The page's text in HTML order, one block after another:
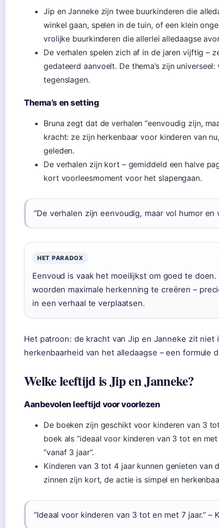
Jip en Janneke zijn twee buurkinderen die
winkel gaan, spelen in de tuin, of een klein
vrolijke buurkinderen die allerlei alledaagse
De verhalen spelen zich af in de jaren vijftig –
gedateerd aanvoelt. De thema’s zijn
tegenslagen.
Thema’s en setting
Bruna zegt dat de verhalen “eenvoudig zijn,
kracht: ze zijn herkenbaar voor kinderen van
geleden.
De verhalen zijn kort – gemiddeld een halve
kort voorleesmoment voor het slapengaan.
“De verhalen zijn eenvoudig, maar vol humor en
HET PARADOX
Eenvoud is vaak het moeilijkst om goed te
woorden maximale herkenning te creëren –
in een verhaal te verplaatsen.
Het patroon: de kracht van Jip en Janneke zit
herkenbaarheid van het alledaagse – een formule
Welke leeftijd is Jip en Janneke?
Aanbevolen leeftijd voor voorlezen
De boeken zijn geschikt voor kinderen van 3
boek als “ideaal voor kinderen van 3 tot en
“vanaf 3 jaar”.
Kinderen van 3 tot 4 jaar kunnen genieten van
zinnen zijn kort, de actie is simpel en
“Ideaal voor kinderen van 3 tot en met 7 jaar.” –